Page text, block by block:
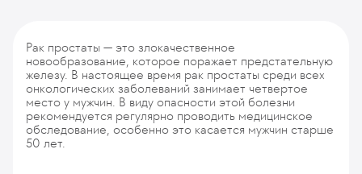
Рак простаты — это злокачественное
новообразование, которое поражает предстательную
железу. В настоящее время рак простаты среди всех
онкологических заболеваний занимает четвертое
место у мужчин. В виду опасности этой болезни
рекомендуется регулярно проводить медицинское
обследование, особенно это касается мужчин старше
50 лет.